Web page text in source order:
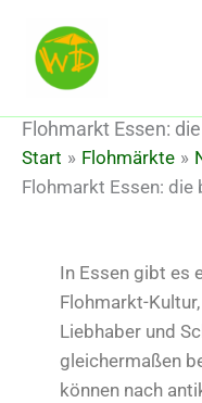
Inhalt
springen
Flohmarkt Essen:
Start Flohmärkte
Flohmarkt Essen:
In Essen gibt es
Flohmarkt-
Liebhaber und
gleichermaßen
können nach